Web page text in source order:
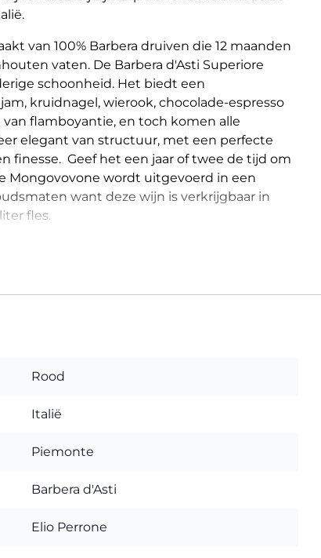
van 100% Barbera druiven die 12 maanden
vaten. De Barbera d'Asti Superiore
schoonheid. Het biedt een
kruidnagel, wierook, chocolade-espresso
van flamboyantie, en toch komen alle
elegant van structuur, met een perfecte
finesse. Geef het een jaar of twee de tijd om
Mongovovone wordt uitgevoerd in een
want deze wijn is verkrijgbaar in
fles.
Rood
Italië
Piemonte
Barbera d'Asti
Elio Perrone